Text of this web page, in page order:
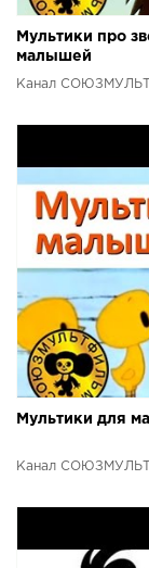
Мультики про
малышей
Канал
Мультики для
Канал